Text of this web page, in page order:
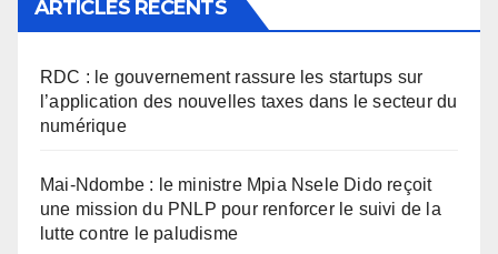
ARTICLES RÉCENTS
RDC : le gouvernement rassure les startups sur
l’application des nouvelles taxes dans le secteur du
numérique
Mai-Ndombe : le ministre Mpia Nsele Dido reçoit
une mission du PNLP pour renforcer le suivi de la
lutte contre le paludisme